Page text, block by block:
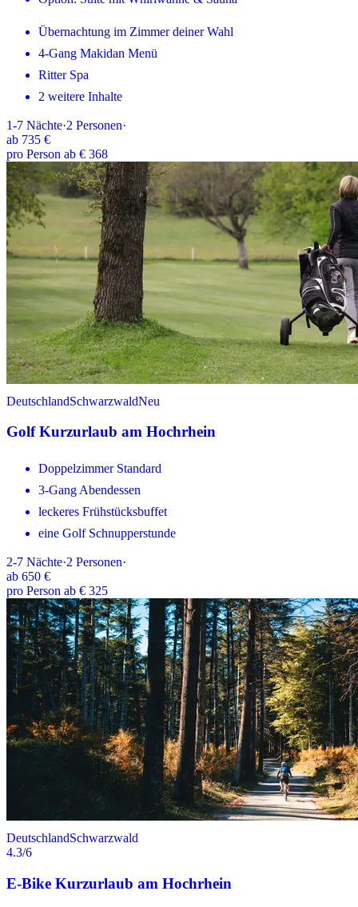
Übernachtung im Zimmer deiner Wahl
4-Gang Makidan Menü
Ritter Spa
2 weitere Inhalte
1-7 Nächte·2 Personen·
ab 735 €
pro Person ab € 368
DeutschlandSchwarzwaldNeu
Golf Kurzurlaub am Hochrhein
Doppelzimmer Standard
3-Gang Abendessen
leckeres Frühstücksbuffet
eine Golf Schnupperstunde
2-7 Nächte·2 Personen·
ab 650 €
pro Person ab € 325
DeutschlandSchwarzwald
4.3/6
E-Bike Kurzurlaub am Hochrhein